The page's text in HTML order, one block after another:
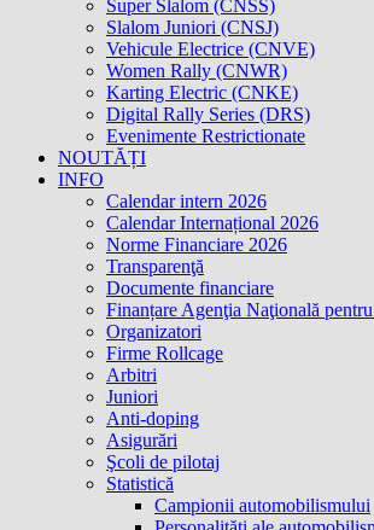
Super Slalom (CNSS)
Slalom Juniori (CNSJ)
Vehicule Electrice (CNVE)
Women Rally (CNWR)
Karting Electric (CNKE)
Digital Rally Series (DRS)
Evenimente Restrictionate
NOUTĂȚI
INFO
Calendar intern 2026
Calendar Internațional 2026
Norme Financiare 2026
Transparenţă
Documente financiare
Finanțare Agenţia Naţională
Organizatori
Firme Rollcage
Arbitri
Juniori
Anti-doping
Asigurări
Şcoli de pilotaj
Statistică
Campionii automobilismului